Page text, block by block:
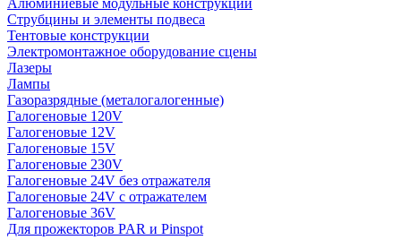
Алюминиевые модульные конструкции
Струбцины и элементы подвеса
Тентовые конструкции
Электромонтажное оборудование сцены
Лазеры
Лампы
Газоразрядные (металогалогенные)
Галогеновые 120V
Галогеновые 12V
Галогеновые 15V
Галогеновые 230V
Галогеновые 24V без отражателя
Галогеновые 24V с отражателем
Галогеновые 36V
Для прожекторов PAR и Pinspot